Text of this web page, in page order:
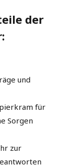
der
und
für
Sorgen
zur